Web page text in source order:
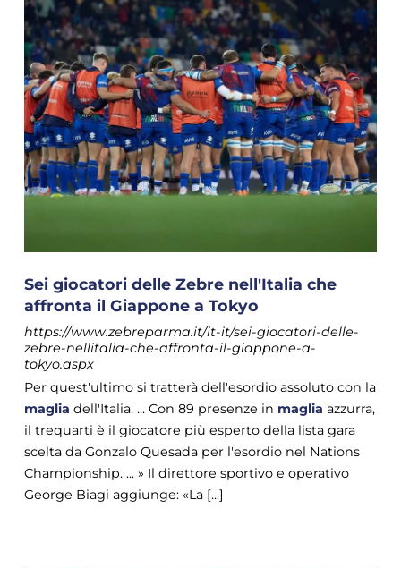
Sei giocatori delle Zebre nell'Italia che
affronta il Giappone a Tokyo
https://www.zebreparma.it/it-it/sei-giocatori-delle-
zebre-nellitalia-che-affronta-il-giappone-a-
tokyo.aspx
Per quest'ultimo si tratterà dell'esordio assoluto con la
maglia dell'Italia. ... Con 89 presenze in maglia azzurra,
il trequarti è il giocatore più esperto della lista gara
scelta da Gonzalo Quesada per l'esordio nel Nations
Championship. ... » Il direttore sportivo e operativo
George Biagi aggiunge: «La [...]